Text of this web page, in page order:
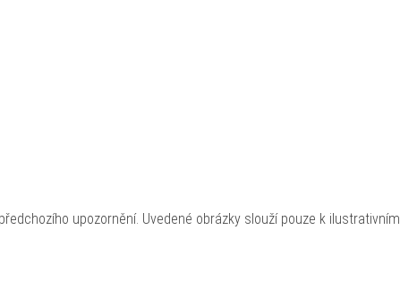
upozornění. Uvedené obrázky slouží pouze k ilustrativním